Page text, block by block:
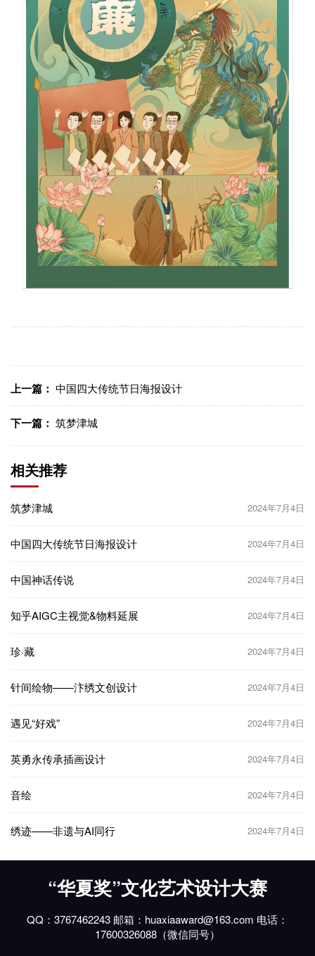
上一篇： 中国四大传统节日海报设计
下一篇： 筑梦津城
相关推荐
筑梦津城 2024年7月4日
中国四大传统节日海报设计 2024年7月4日
中国神话传说 2024年7月4日
知乎AIGC主视觉&物料延展 2024年7月4日
珍·藏 2024年7月4日
针间绘物——汴绣文创设计 2024年7月4日
遇见“好戏” 2024年7月4日
英勇永传承插画设计 2024年7月4日
音绘 2024年7月4日
绣迹——非遗与AI同行 2024年7月4日
“华夏奖”文化艺术设计大赛
QQ：3767462243 邮箱：huaxiaaward@163.com 电话：
17600326088（微信同号）